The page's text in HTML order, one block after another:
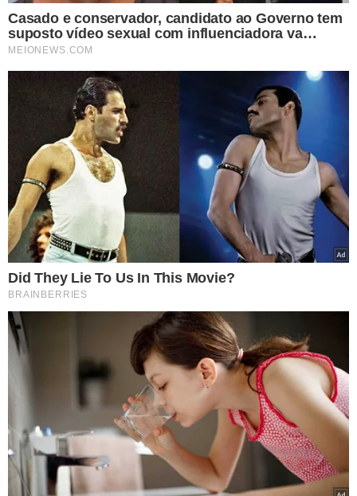
VEJA TAMBÉM
Laudo da PF aponta
falhas no sistema de
degelo, erros
operacionais e revela
diálogos da caixa-preta
no acidente da Voepass
VEJA MAIS NOTÍCIAS